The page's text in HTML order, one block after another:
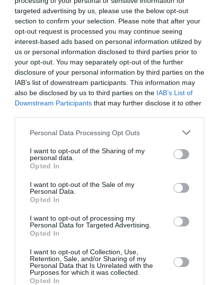
targeted advertising by us, please use the below opt-out
section to confirm your selection. Please note that after your
opt-out request is processed you may continue seeing
interest-based ads based on personal information utilized by
us or personal information disclosed to third parties prior to
your opt-out. You may separately opt-out of the further
disclosure of your personal information by third parties on the
IAB’s list of downstream participants. This information may
also be disclosed by us to third parties on the IAB’s List of
Downstream Participants that may further disclose it to other
Please note that this website/app uses one or more Google
not limited to your visit or usage behaviour. You may click to
grant or deny consent to Google and its third-party tags to
use your data for below specified purposes in below Google
consent section.
Personal Data Processing Opt Outs
I want to opt-out of the Sharing of my
personal data.
Opted In
I want to opt-out of the Sale of my
Personal Data.
Opted In
I want to opt-out of processing my
Personal Data for Targeted Advertising.
Opted In
I want to opt-out of Collection, Use,
Retention, Sale, and/or Sharing of my
Personal Data that Is Unrelated with the
Purposes for which it was collected.
Opted In
Σκληραίνει η κόντρα Ιταλίας –
Ισπανίας για τη Συνθήκη Σένγκεν
Σκληρή ήταν η απάντηση της Κυβέρνησης της
Τζόρτζια Μελόνι στο αίτημα της Ισπανίας για άμεση
αποκατάσταση της πλήρους εφαρμογής της
Συνθήκης Σένγκεν μεταξύ των δύο χωρών. Η Ιταλία
ξεκαθαρίζει ότι δεν προτίθετ...
21:05 | 07 Αυγούστου 2026 Πλανήτης